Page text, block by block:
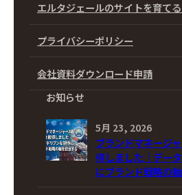
エルタジェールのサイトを育て
プライバシーポリシー
会社資料ダウンロード申請
お知らせ
5月 23, 2026
ブランドマネージ
得しました｜デー
にブランド戦略の